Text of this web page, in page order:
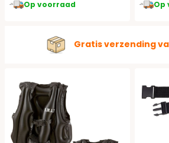
Op voorraad Op
Gratis verzending